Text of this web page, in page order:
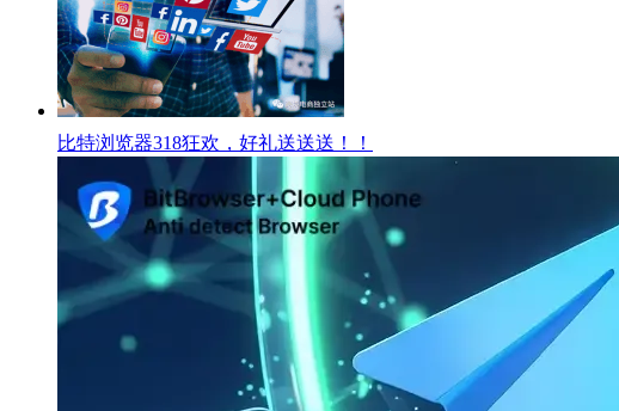
比特浏览器318狂欢，好礼送送送！！